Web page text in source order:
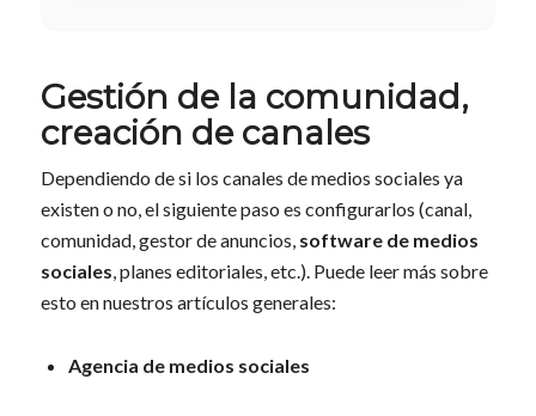
Gestión de la comunidad,
creación de canales
Dependiendo de si los canales de medios sociales ya
existen o no, el siguiente paso es configurarlos (canal,
comunidad, gestor de anuncios, software de medios
sociales, planes editoriales, etc.). Puede leer más sobre
esto en nuestros artículos generales:
Agencia de medios sociales